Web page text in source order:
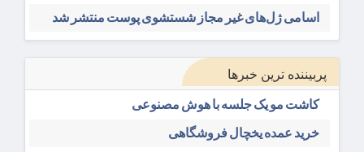
اسامی ژل‌های غیر مجاز شستشوی پوست منتشر شد
پربیننده ترین خبرها
کاشت مو یک جلسه با هوش مصنوعی
خرید عمده یخچال فروشگاهی